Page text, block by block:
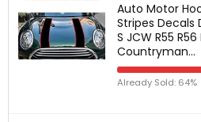
Auto Motor
Stripes Decals
S JCW R55
Countryman…
Already Sold: 64%